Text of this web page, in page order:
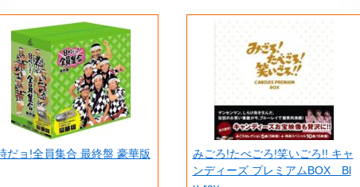
だョ!全員集合 最終盤 豪華版
みごろ!たべごろ!笑いごろ!! キャ
ンディーズ プレミアムBOX Bl